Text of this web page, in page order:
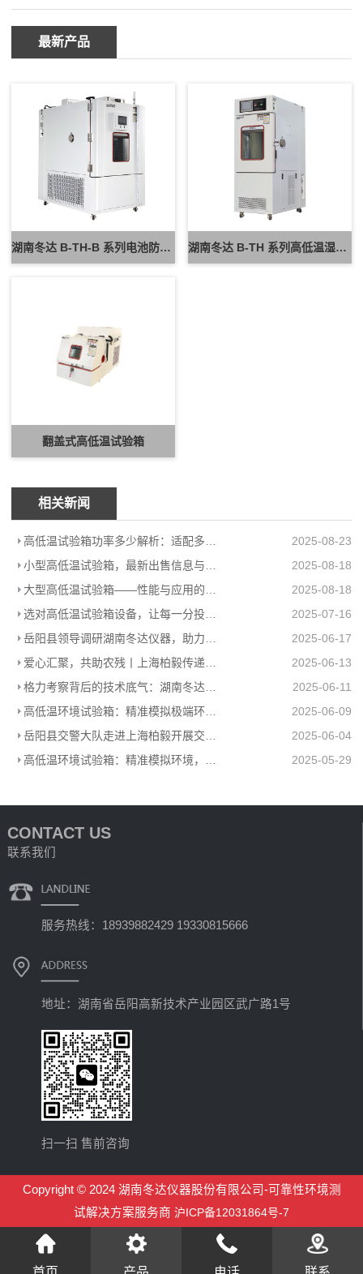
最新产品
湖南冬达 B-TH-B 系列电池防爆试验箱 新能源电池高低温防爆测试设备 湖南冬达 B-TH 系列高低温湿热试验箱 可定制高低温循环可靠性测试设备
翻盖式高低温试验箱
相关新闻
2025-08-23
2025-08-18
2025-08-18
选对高低温试验箱设备，让每一分投入都值得
2025-07-16
2025-06-17
2025-06-13
格力考察背后的技术底气：湖南冬达高低温环境试验箱赋能工业检测
2025-06-11
高低温环境试验箱：精准模拟极端环境，助力产品品质升级
2025-06-09
2025-06-04
2025-05-29
CONTACT US
联系我们
服务热线：18939882429 19330815666
地址：湖南省岳阳高新技术产业园区武广路1号
扫一扫 售前咨询
Copyright © 2024 湖南冬达仪器股份有限公司-可靠性环境测
试解决方案服务商 沪ICP备12031864号-7